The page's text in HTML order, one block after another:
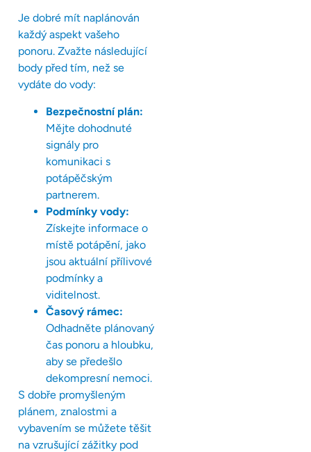
Je dobré mít naplánován
každý aspekt vašeho
ponoru. Zvažte následující
body před tím, než se
vydáte do vody:
Bezpečnostní plán:
Mějte dohodnuté
signály pro
komunikaci s
potápěčským
partnerem.
Podmínky vody:
Získejte informace o
místě potápění, jako
jsou aktuální přílivové
podmínky a
viditelnost.
Časový rámec:
Odhadněte plánovaný
čas ponoru a hloubku,
aby se předešlo
dekompresní nemoci.
S dobře promyšleným
plánem, znalostmi a
vybavením se můžete těšit
na vzrušující zážitky pod